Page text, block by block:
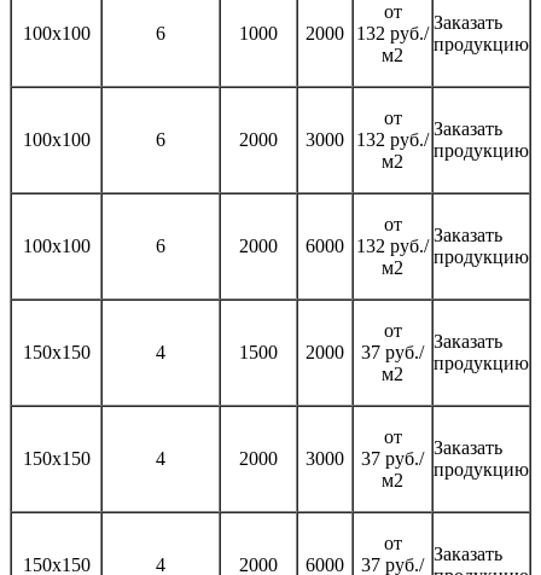
100х100 6 1000 2000
от
132 руб./
м2
Заказать
продукцию
100х100 6 2000 3000
от
132 руб./
м2
Заказать
продукцию
100х100 6 2000 6000
от
132 руб./
м2
Заказать
продукцию
150х150 4 1500 2000
от
37 руб./
м2
Заказать
продукцию
150х150 4 2000 3000
от
37 руб./
м2
Заказать
продукцию
150х150 4 2000 6000
от
37 руб./
Заказать